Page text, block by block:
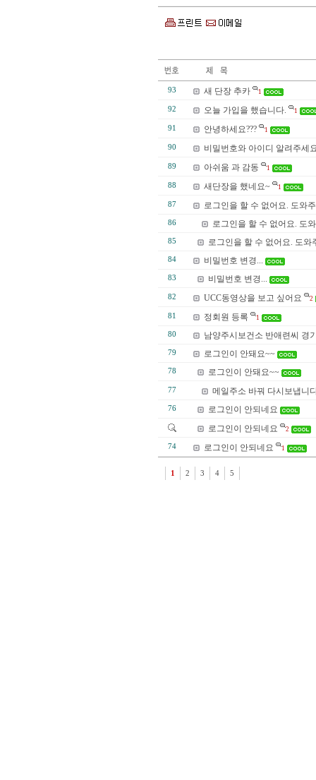
93 새 단장 추카 1
92 오늘 가입을 했습니다. 1
91 안녕하세요??? 1
90 비밀번호와 아이디 알려주세
89 아쉬움 과 감동 1
88 새단장을 했네요~ 1
87 로그인을 할 수 없어요. 도와
86 로그인을 할 수 없어요. 도
85 로그인을 할 수 없어요. 도와
84 비밀번호 변경...
83 비밀번호 변경...
82 UCC동영상을 보고 싶어요 2
81 정회원 등록 1
80 남양주시보건소 반애련씨 경
79 로그인이 안돼요~~
78 로그인이 안돼요~~
77 메일주소 바꿔 다시보냅니
76
로그인이 안되네요
로그인이 안되네요
2
74 로그인이 안되네요 1
1 2 3 4 5